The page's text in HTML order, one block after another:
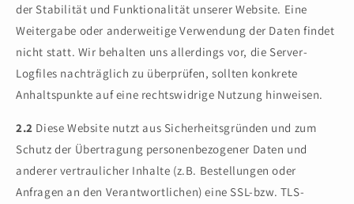
der Stabilität und Funktionalität unserer Website. Eine
Weitergabe oder anderweitige Verwendung der Daten findet
nicht statt. Wir behalten uns allerdings vor, die Server-
Logfiles nachträglich zu überprüfen, sollten konkrete
Anhaltspunkte auf eine rechtswidrige Nutzung hinweisen.
2.2 Diese Website nutzt aus Sicherheitsgründen und zum
Schutz der Übertragung personenbezogener Daten und
anderer vertraulicher Inhalte (z.B. Bestellungen oder
Anfragen an den Verantwortlichen) eine SSL-bzw. TLS-